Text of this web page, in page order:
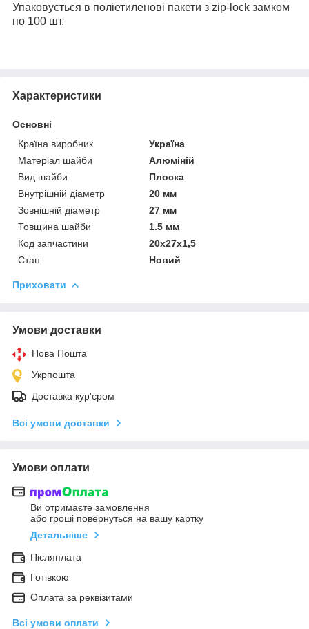
Упаковується в поліетиленові пакети з zip-lock замком
по 100 шт.
Характеристики
Основні
Країна виробник
Україна
Матеріал шайби
Алюміній
Вид шайби
Плоска
Внутрішній діаметр
20 мм
Зовнішній діаметр
27 мм
Товщина шайби
1.5 мм
Код запчастини
20х27х1,5
Стан
Новий
Приховати
Умови доставки
Нова Пошта
Укрпошта
Доставка кур'єром
Всі умови доставки
Умови оплати
Ви отримаєте замовлення
або гроші повернуться на вашу картку
Детальніше
Післяплата
Готівкою
Оплата за реквізитами
Всі умови оплати